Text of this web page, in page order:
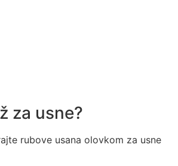
za usne?
rubove usana olovkom za usne